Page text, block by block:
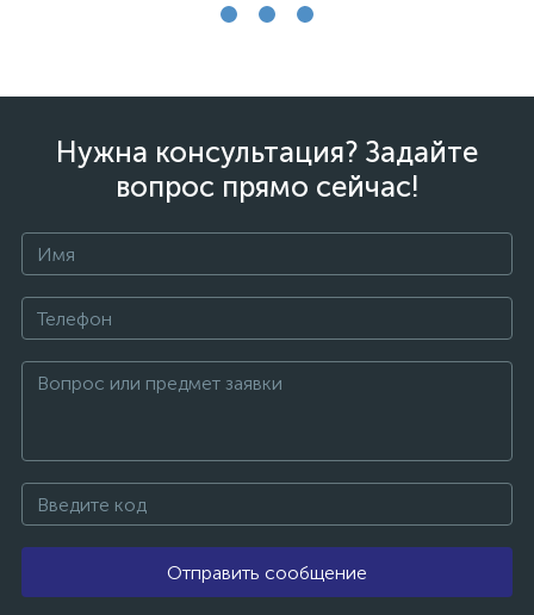
Нужна консультация? Задайте
вопрос прямо сейчас!
Отправить сообщение